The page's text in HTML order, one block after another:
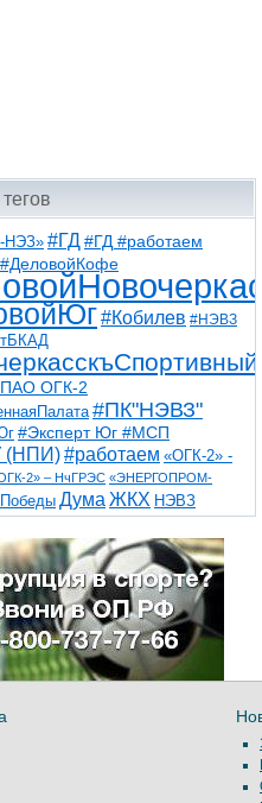
НЭЗ» #ГД #ГД #работаем
#ДеловойКофе
#Кобилев #НЭВЗ
ОГК-2
#ПК"НЭВЗ"
#Эксперт Юг #МСП
(НПИ)#работаем «ОГК-2» -
2» – НчГРЭС «ЭНЕРГОПРОМ-
Дума ЖКХ НЭВЗ
ТНТ
ветераны выборы
казаки коррупция космос
палата парк пожар роща
транспорт художники